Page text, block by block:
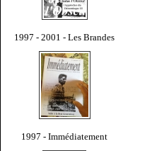
1997 - 2001 - Les Brandes
1997 - Immédiatement